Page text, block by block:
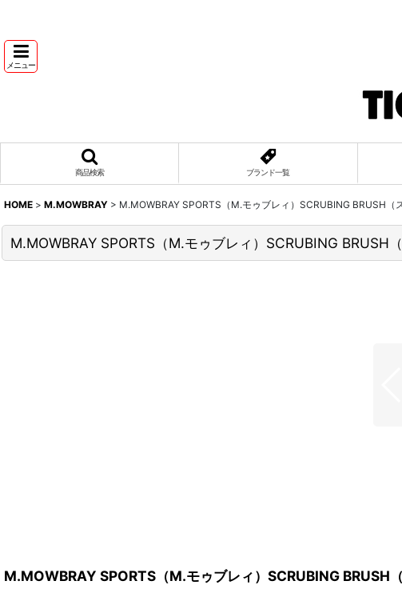
メニュー
商品検索 ブランド一覧
HOME > M.MOWBRAY > M.MOWBRAY SPORTS（M.モゥブレィ）SCRUBING BRUSH（
M.MOWBRAY SPORTS（M.モゥブレィ）SCRUBING BRUSH
M.MOWBRAY SPORTS（M.モゥブレィ）SCRUBING BRUSH